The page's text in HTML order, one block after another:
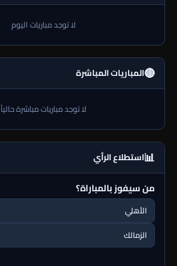
لا توجد مباريات اليوم
🔴المباريات المباشرة
لا توجد مباريات مباشرة حالياً
📊استطلاع الرأي
من سيفوز بالمباراة؟
الأهلي
الزمالك